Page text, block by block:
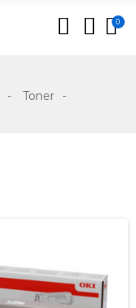
0
Toner